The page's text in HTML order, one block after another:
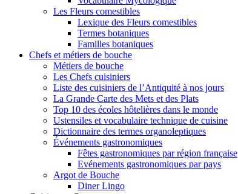
Les Fleurs comestibles
Lexique des Fleurs comestibles
Termes botaniques
Familles botaniques
Chefs et métiers de bouche
Métiers de bouche
Les Chefs cuisiniers
Liste des cuisiniers de l’Antiquité à nos jours
La Grande Carte des Mets et des Plats
Top 10 des écoles hôtelières dans le monde
Ustensiles et vocabulaire technique de cuisine
Dictionnaire des termes organoleptiques
Événements gastronomiques
Fêtes gastronomiques par région française
Evénements gastronomiques par pays
Argot de Bouche
Diner Lingo